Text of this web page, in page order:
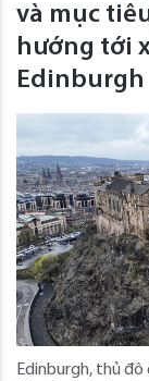
và mục
hướng tới
Edinburgh
Edinburgh, thủ